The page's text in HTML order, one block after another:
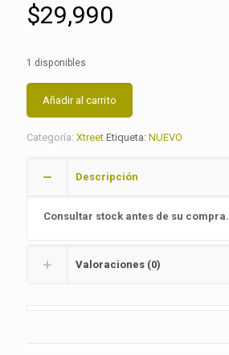
$29,990
1 disponibles
Añadir al carrito
Categoría: Xtreet Etiqueta: NUEVO
Descripción
Consultar stock antes de su compra.
Valoraciones (0)